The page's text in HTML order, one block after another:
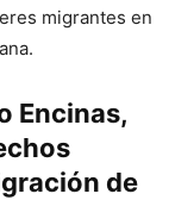
migrantes en
Encinas,
de